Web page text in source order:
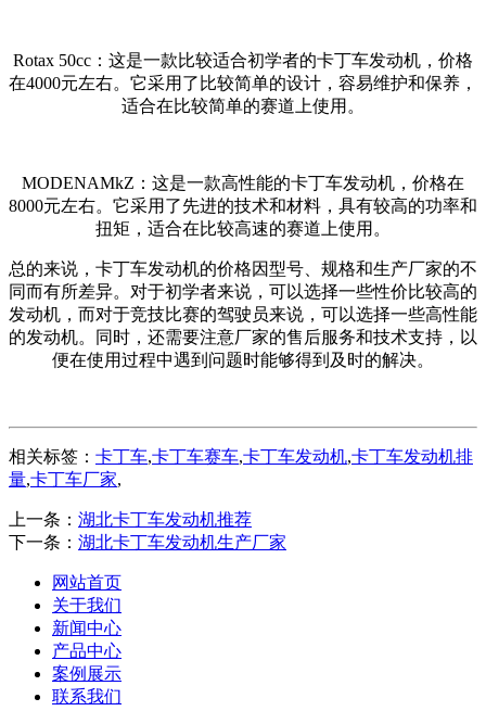
Rotax 50cc：这是一款比较适合初学者的卡丁车发动机，价格
在4000元左右。它采用了比较简单的设计，容易维护和保养，
适合在比较简单的赛道上使用。
MODENAMkZ：这是一款高性能的卡丁车发动机，价格在
8000元左右。它采用了先进的技术和材料，具有较高的功率和
扭矩，适合在比较高速的赛道上使用。
总的来说，卡丁车发动机的价格因型号、规格和生产厂家的不
同而有所差异。对于初学者来说，可以选择一些性价比较高的
发动机，而对于竞技比赛的驾驶员来说，可以选择一些高性能
的发动机。同时，还需要注意厂家的售后服务和技术支持，以
便在使用过程中遇到问题时能够得到及时的解决。
相关标签： 卡丁车,卡丁车赛车,卡丁车发动机,卡丁车发动机排
量,卡丁车厂家,
上一条： 湖北卡丁车发动机推荐
下一条： 湖北卡丁车发动机生产厂家
网站首页
关于我们
新闻中心
产品中心
案例展示
联系我们